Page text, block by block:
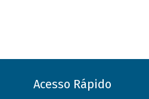
Acesso Rápido